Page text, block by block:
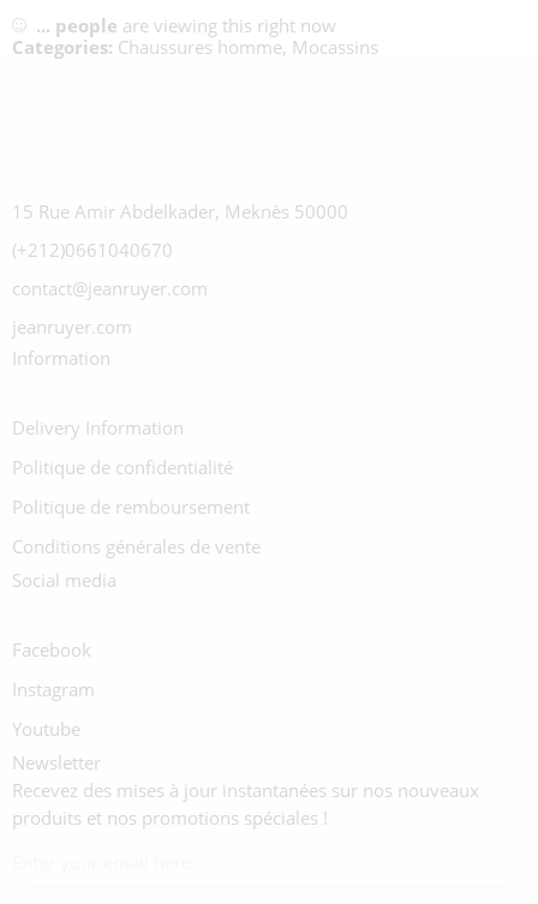
... people are viewing this right now
Categories: Chaussures homme, Mocassins
15 Rue Amir Abdelkader, Meknès 50000
(+212)0661040670
contact@jeanruyer.com
jeanruyer.com
Information
Delivery Information
Politique de confidentialité
Politique de remboursement
Conditions générales de vente
Social media
Facebook
Instagram
Youtube
Newsletter
Recevez des mises à jour instantanées sur nos nouveaux
produits et nos promotions spéciales !